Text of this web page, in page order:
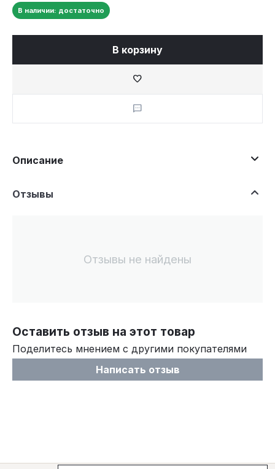
В наличии: достаточно
В корзину
Описание
Отзывы
Отзывы не найдены
Оставить отзыв на этот товар
Поделитесь мнением с другими покупателями
Написать отзыв